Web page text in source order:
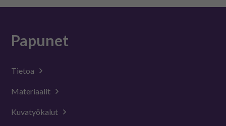
Papunet
Tietoa
Materiaalit
Kuvatyökalut